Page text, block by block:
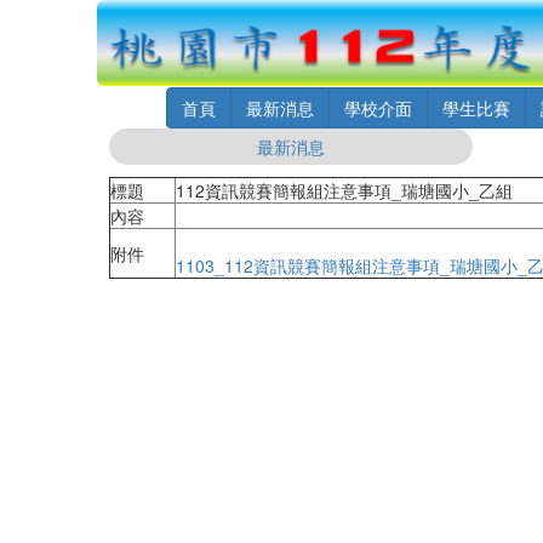
首頁 最新消息 學校介面 學生比賽
最新消息
標題
112資訊競賽簡報組注意事項_瑞塘國小_乙組
內容
附件
1103_112資訊競賽簡報組注意事項_瑞塘國小_